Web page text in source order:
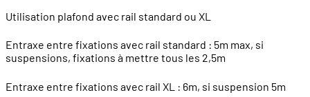
Utilisation plafond avec rail standard ou XL
Entraxe entre fixations avec rail standard : 5m max, si
suspensions, fixations à mettre tous les 2,5m
Entraxe entre fixations avec rail XL : 6m, si suspension 5m